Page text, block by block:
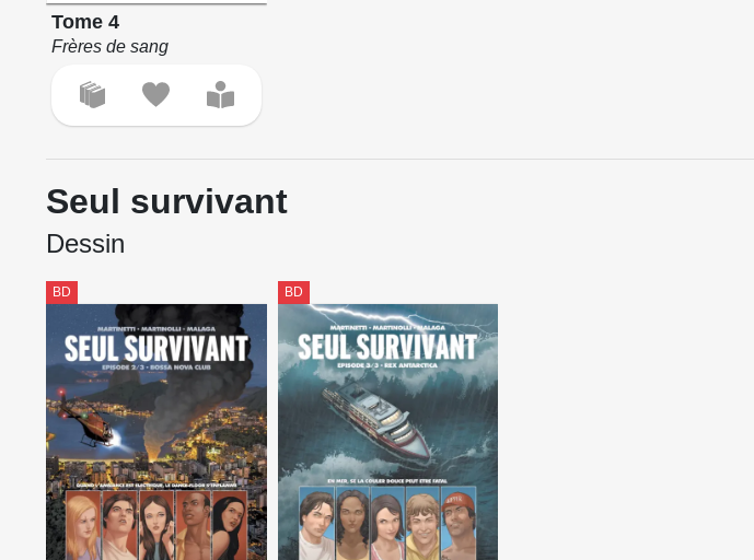
Tome 4
Frères de sang
Seul survivant
Dessin
BD BD